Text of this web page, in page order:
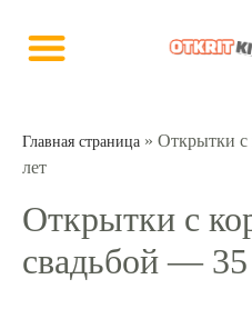
Главная страница » Открытки с
лет
Открытки с
свадьбой — 35